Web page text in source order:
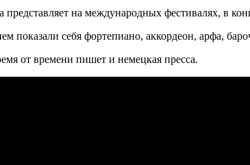
на международных фестивалях, в
показали себя фортепиано, аккордеон, арфа,
от времени пишет и немецкая пресса.